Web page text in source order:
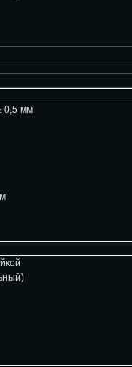
0,5 мм